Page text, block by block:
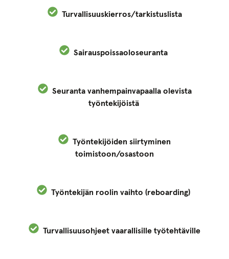
Turvallisuuskierros/tarkistuslista
Sairauspoissaoloseuranta
Seuranta vanhempainvapaalla olevista
työntekijöistä
Työntekijöiden siirtyminen
toimistoon/osastoon
Työntekijän roolin vaihto (reboarding)
Turvallisuusohjeet vaarallisille työtehtäville